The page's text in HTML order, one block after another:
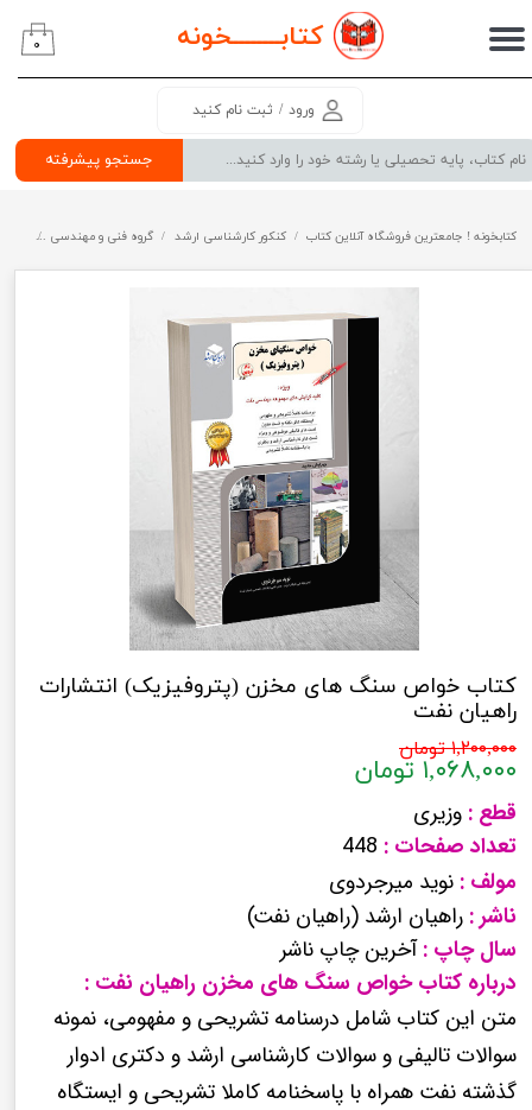
کتابــــــــخونه
جستجو پیشرفته
ورود / ثبت نام کنید
حساب کاربری من
سفارشات
۰
کتابخونه ! جامعترین فروشگاه آنلاین کتاب کنکور کارشناسی ارشد گروه فنی و مهندسی
کتاب خواص سنگ های مخزن (پتروفیزیک) انتشارات
راهیان نفت
۱,۲۰۰,۰۰۰ تومان
۱,۰۶۸,۰۰۰ تومان
قطع : وزیری
تعداد صفحات :
مولف : نوید میرجردوی
ناشر : راهیان ارشد (راهیان نفت)
سال چاپ :آخرین چاپ ناشر
درباره کتاب خواص سنگ های مخزن راهیان نفت :
متن این کتاب شامل درسنامه تشریحی و مفهومی، نمونه
سوالات تالیفی و سوالات کارشناسی ارشد و دکتری ادوار
گذشته نفت همراه با پاسخنامه کاملا تشریحی و ایستگاه